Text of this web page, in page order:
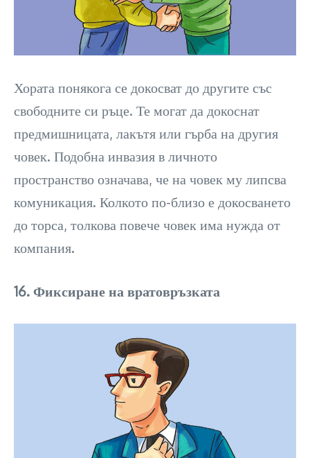
Хората понякога се докосват до другите със
свободните си ръце. Те могат да докоснат
предмишницата, лакътя или гърба на другия
човек. Подобна инвазия в личното
пространство означава, че на човек му липсва
комуникация. Колкото по-близо е докосването
до торса, толкова повече човек има нужда от
компания.
16. Фиксиране на вратовръзката